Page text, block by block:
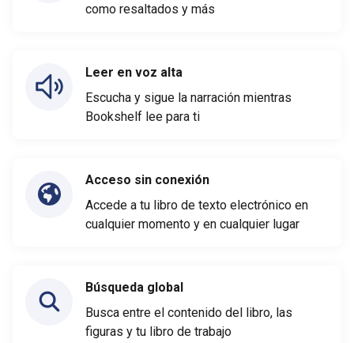
como resaltados y más
Leer en voz alta
Escucha y sigue la narración mientras
Bookshelf lee para ti
Acceso sin conexión
Accede a tu libro de texto electrónico en
cualquier momento y en cualquier lugar
Búsqueda global
Busca entre el contenido del libro, las
figuras y tu libro de trabajo